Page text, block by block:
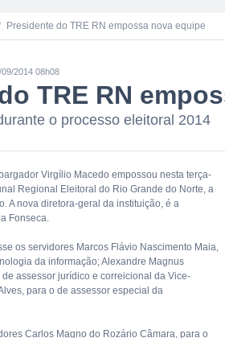
Presidente do TRE RN empossa nova equipe
2014 08h08
TRE RN
o processo eleitoral 2014
Virgílio Macedo empossou nesta terça-
Regional Eleitoral do Rio Grande do Norte, a
A nova diretora-geral da instituição, é a
Fonseca.
os servidores Marcos Flávio Nascimento Maia,
da informação; Alexandre Magnus
assessor jurídico e correicional da Vice-
para o de assessor especial da
Carlos Magno do Rozário Câmara, para o